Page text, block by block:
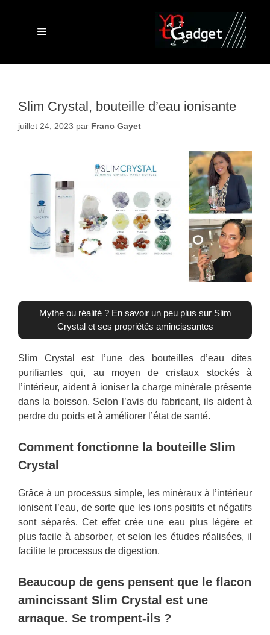
Menu
Slim Crystal, bouteille d’eau ionisante
juillet 24, 2023 par Franc Gayet
Mythe ou réalité ? En savoir un peu plus sur Slim
Crystal et ses propriétés amincissantes
Slim Crystal est l’une des bouteilles d’eau dites
purifiantes qui, au moyen de cristaux stockés à
l’intérieur, aident à ioniser la charge minérale présente
dans la boisson. Selon l’avis du fabricant, ils aident à
perdre du poids et à améliorer l’état de santé.
Comment fonctionne la bouteille Slim
Crystal
Grâce à un processus simple, les minéraux à l’intérieur
ionisent l’eau, de sorte que les ions positifs et négatifs
sont séparés. Cet effet crée une eau plus légère et
plus facile à absorber, et selon les études réalisées, il
facilite le processus de digestion.
Beaucoup de gens pensent que le flacon
amincissant Slim Crystal est une
arnaque. Se trompent-ils ?